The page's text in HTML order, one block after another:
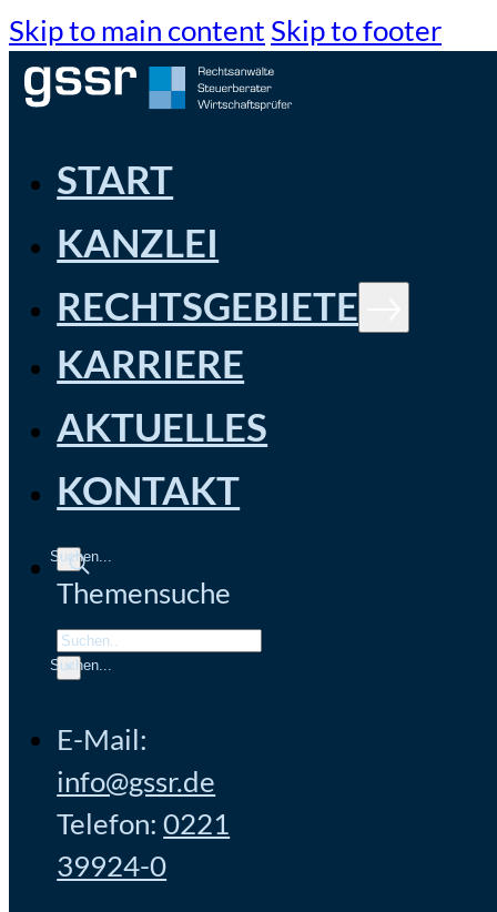
Skip to main content Skip to footer
START
KANZLEI
RECHTSGEBIETE
KARRIERE
AKTUELLES
KONTAKT
Themensuche
Search
×
E-Mail:
info@gssr.de
Telefon:0221
39924-0